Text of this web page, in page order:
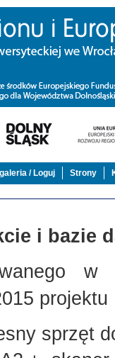
/ Loguj Strony
i bazie
w
projektu
sprzęt